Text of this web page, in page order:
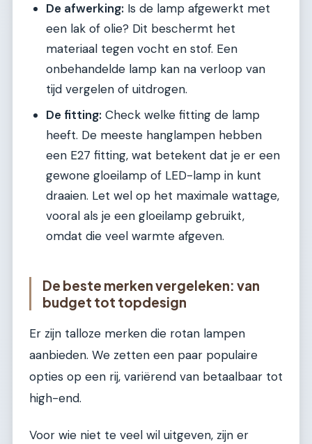
De afwerking: Is de lamp afgewerkt met
een lak of olie? Dit beschermt het
materiaal tegen vocht en stof. Een
onbehandelde lamp kan na verloop van
tijd vergelen of uitdrogen.
De fitting: Check welke fitting de lamp
heeft. De meeste hanglampen hebben
een E27 fitting, wat betekent dat je er een
gewone gloeilamp of LED-lamp in kunt
draaien. Let wel op het maximale wattage,
vooral als je een gloeilamp gebruikt,
omdat die veel warmte afgeven.
De beste merken vergeleken: van
budget tot topdesign
Er zijn talloze merken die rotan lampen
aanbieden. We zetten een paar populaire
opties op een rij, variërend van betaalbaar tot
high-end.
Voor wie niet te veel wil uitgeven, zijn er